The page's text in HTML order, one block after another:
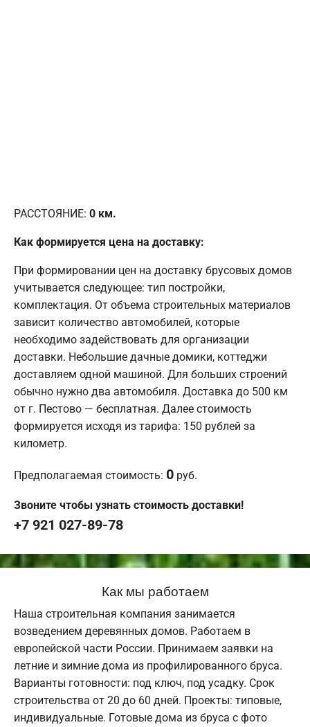
РАССТОЯНИЕ: 0 км.
Как формируется цена на доставку:
При формировании цен на доставку брусовых домов
учитывается следующее: тип постройки,
комплектация. От объема строительных материалов
зависит количество автомобилей, которые
необходимо задействовать для организации
доставки. Небольшие дачные домики, коттеджи
доставляем одной машиной. Для больших строений
обычно нужно два автомобиля. Доставка до 500 км
от г. Пестово — бесплатная. Далее стоимость
формируется исходя из тарифа: 150 рублей за
километр.
Предполагаемая стоимость: 0 руб.
Звоните чтобы узнать стоимость доставки!
+7 921 027-89-78
Как мы работаем
Наша строительная компания занимается
возведением деревянных домов. Работаем в
европейской части России. Принимаем заявки на
летние и зимние дома из профилированного бруса.
Варианты готовности: под ключ, под усадку. Срок
строительства от 20 до 60 дней. Проекты: типовые,
индивидуальные. Готовые дома из бруса с фото